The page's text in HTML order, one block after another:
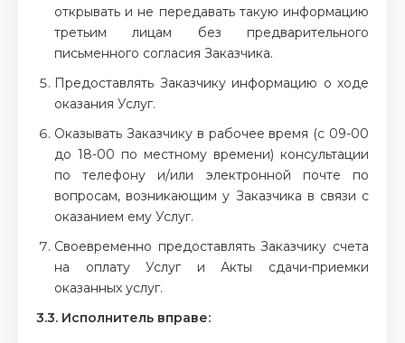
открывать и не передавать такую информацию
третьим лицам без предварительного
письменного согласия Заказчика.
Предоставлять Заказчику информацию о ходе
оказания Услуг.
Оказывать Заказчику в рабочее время (с 09-00
до 18-00 по местному времени) консультации
по телефону и/или электронной почте по
вопросам, возникающим у Заказчика в связи с
оказанием ему Услуг.
Своевременно предоставлять Заказчику счета
на оплату Услуг и Акты сдачи-приемки
оказанных услуг.
3.3. Исполнитель вправе: